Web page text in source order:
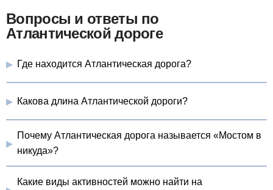
Вопросы и ответы по
Атлантической дороге
Где находится Атлантическая дорога?
Какова длина Атлантической дороги?
Почему Атлантическая дорога называется «Мостом в
никуда»?
Какие виды активностей можно найти на